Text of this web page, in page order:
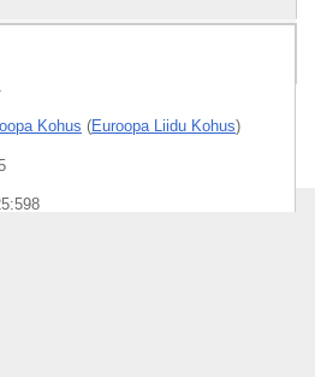
Kohus (Euroopa Liidu Kohus)
Väljaannete